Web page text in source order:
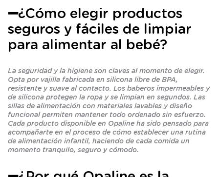
➖¿Cómo elegir productos
seguros y fáciles de limpiar
para alimentar al bebé?
La seguridad y la higiene son claves al momento de elegir.
Opta por vajilla fabricada en silicona libre de BPA,
resistente y suave al contacto. Los baberos impermeables y
de silicona protegen la ropa y se limpian en segundos. Las
sillas de alimentación con materiales lavables y diseño
funcional permiten mantener todo ordenado sin esfuerzo.
Cada producto disponible en Opaline ha sido pensado para
acompañarte en el proceso de cómo establecer una rutina
de alimentación infantil, haciendo de cada comida un
momento tranquilo, seguro y cómodo.